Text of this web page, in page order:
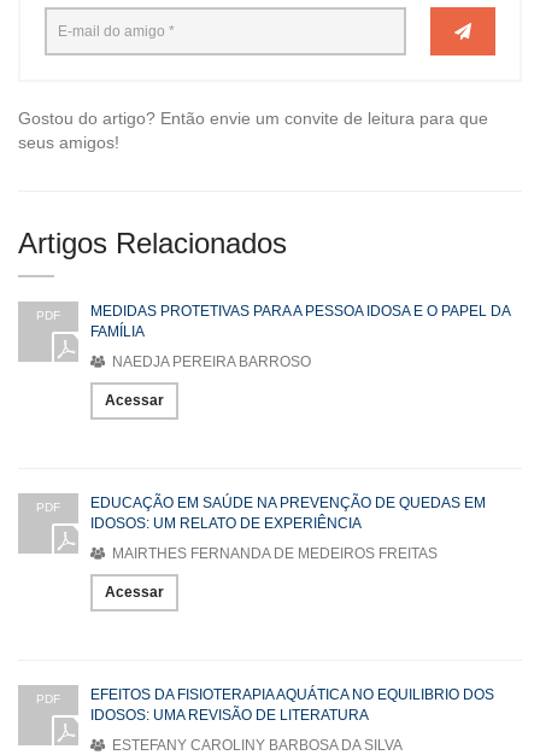
Gostou do artigo? Então envie um convite de leitura para que
seus amigos!
Artigos Relacionados
PDF
MEDIDAS PROTETIVAS PARA A PESSOA IDOSA E O PAPEL DA
FAMÍLIA
NAEDJA PEREIRA BARROSO
Acessar
PDF
EDUCAÇÃO EM SAÚDE NA PREVENÇÃO DE QUEDAS EM
IDOSOS: UM RELATO DE EXPERIÊNCIA
MAIRTHES FERNANDA DE MEDEIROS FREITAS
Acessar
PDF
EFEITOS DA FISIOTERAPIA AQUÁTICA NO EQUILIBRIO DOS
IDOSOS: UMA REVISÃO DE LITERATURA
ESTEFANY CAROLINY BARBOSA DA SILVA